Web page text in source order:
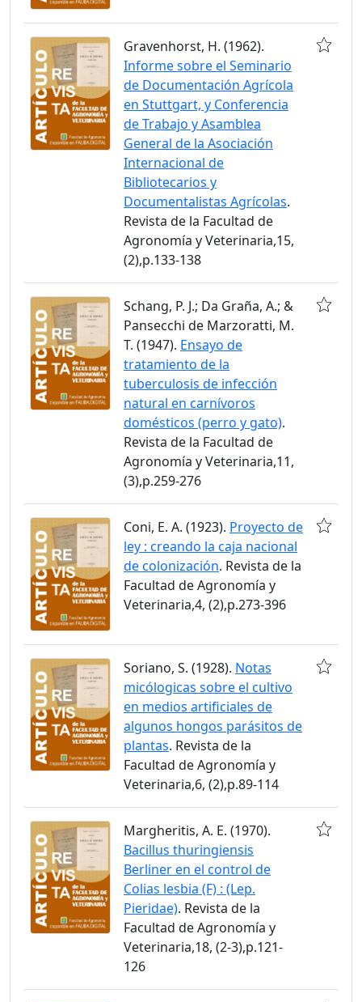
Gravenhorst, H. (1962).
Informe sobre el Seminario
de Documentación Agrícola
en Stuttgart, y Conferencia
de Trabajo y Asamblea
General de la Asociación
Internacional de
Bibliotecarios y
Documentalistas Agrícolas.
Revista de la Facultad de
Agronomía y Veterinaria,15,
(2),p.133-138
Schang, P. J.; Da Graña, A.; &
Pansecchi de Marzoratti, M.
T. (1947). Ensayo de
tratamiento de la
tuberculosis de infección
natural en carnívoros
domésticos (perro y gato).
Revista de la Facultad de
Agronomía y Veterinaria,11,
(3),p.259-276
Coni, E. A. (1923). Proyecto de
ley : creando la caja nacional
de colonización. Revista de la
Facultad de Agronomía y
Veterinaria,4, (2),p.273-396
Soriano, S. (1928). Notas
micólogicas sobre el cultivo
en medios artificiales de
algunos hongos parásitos de
plantas. Revista de la
Facultad de Agronomía y
Veterinaria,6, (2),p.89-114
Margheritis, A. E. (1970).
Bacillus thuringiensis
Berliner en el control de
Colias lesbia (F) : (Lep.
Pieridae). Revista de la
Facultad de Agronomía y
Veterinaria,18, (2-3),p.121-
126